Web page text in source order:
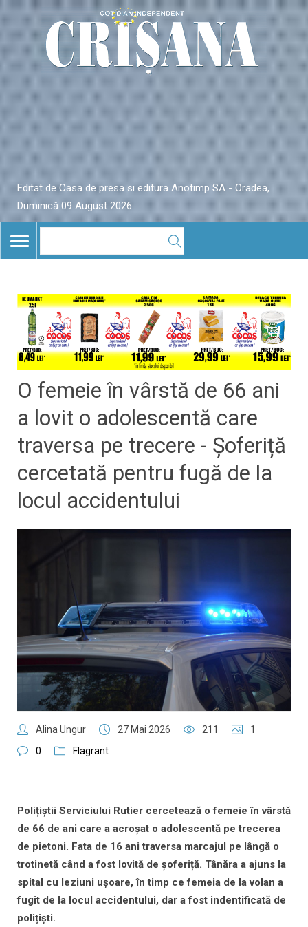
Editat de Casa de presa si editura Anotimp SA - Oradea,
Duminică 09 August 2026
TOGGLE
NAVIGATION
O femeie în vârstă de 66 ani
a lovit o adolescentă care
traversa pe trecere - Șoferiță
cercetată pentru fugă de la
locul accidentului
Alina Ungur 27 Mai 2026 211
1
0
Flagrant
Polițiștii Serviciului Rutier cercetează o femeie în vârstă
de 66 de ani care a acroșat o adolescentă pe trecerea
de pietoni. Fata de 16 ani traversa marcajul pe lângă o
trotinetă când a fost lovită de șoferiță. Tânăra a ajuns la
spital cu leziuni ușoare, în timp ce femeia de la volan a
fugit de la locul accidentului, dar a fost indentificată de
polițiști.